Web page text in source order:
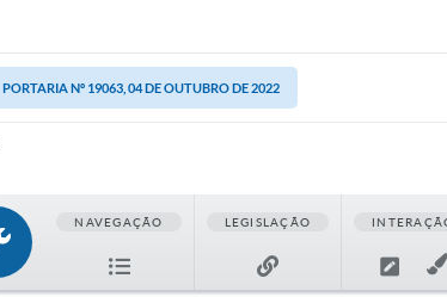
PORTARIA Nº 19063, 04 DE OUTUBRO DE 2022
NAVEGAÇÃO LEGISLAÇÃO